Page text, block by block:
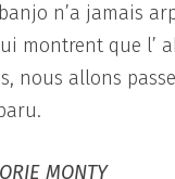
n’a jamais
montrent que l’
nous allons
MONTY